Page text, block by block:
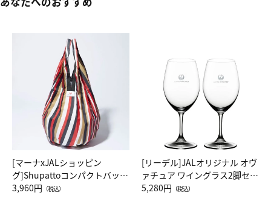
[マーナxJALショッピン
グ]Shupattoコンパクトバッグ
Drop JAL客室乗務員（LC）ス
3,960円 （税込）
[リーデル]JALオリジナル オヴ
ァチュア ワイングラス2脚セッ
ト（レッドワイン）
5,280円 （税込）